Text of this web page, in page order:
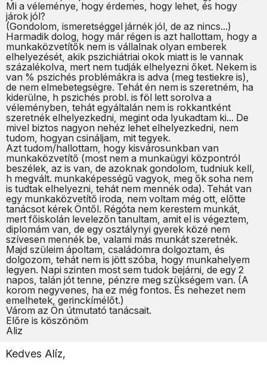
Mi a véleménye, hogy érdemes, hogy lehet, és hogy
járok jól?
(Gondolom, ismeretséggel járnék jól, de az nincs...)
Harmadik dolog, hogy már régen is azt hallottam, hogy a
munkaközvetítők nem is vállalnak olyan emberek
elhelyezését, akik pszichiátriai okok miatt is le vannak
százalékolva, mert nem tudják elhelyezni őket. Nekem is
van % pszichés problémákra is adva (meg testiekre is),
de nem elmebetegségre. Tehát én nem is szeretném, ha
kiderülne, h pszichés probl. is föl lett sorolva a
véleményben, tehát egyáltalán nem is rokkantként
szeretnék elhelyezkedni, megint oda lyukadtam ki... De
mivel biztos nagyon nehéz lehet elhelyezkedni, nem
tudom, hogyan csináljam, mit tegyek.
Azt tudom/hallottam, hogy kisvárosunkban van
munkaközvetítő (most nem a munkaügyi központról
beszélek, az is van, de azoknak gondolom, tudniuk kell,
h megvált. munkaképességű vagyok, meg ők soha nem
is tudtak elhelyezni, tehát nem mennék oda). Tehát van
egy munkaközvetítő iroda, nem voltam még ott, előtte
tanácsot kérek Öntől. Régóta nem kerestem munkát,
mert főiskolán levelezőn tanultam, amit el is végeztem,
diplomám van, de egy osztálynyi gyerek közé nem
szívesen mennék be, valami más munkát szeretnék.
Majd szüleim ápoltam, családomra dolgoztam, és
dolgozom, tehát nem is jött szóba, hogy munkahelyem
legyen. Napi szinten most sem tudok bejárni, de egy 2
napos, talán jót tenne, pénzre meg szükségem van. (A
korom negyvenes, ha ez még fontos. És nehezet nem
emelhetek, gerinckímélőt.)
Várom az Ön útmutató tanácsait.
Előre is köszönöm
Aliz
Kedves Alíz,